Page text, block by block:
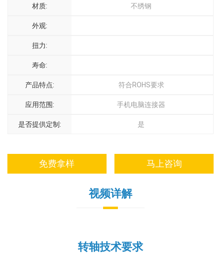
材质: 不绣钢
外观:
扭力:
寿命:
产品特点: 符合ROHS要求
应用范围: 手机电脑连接器
是否提供定制: 是
免费拿样 马上咨询
视频详解
转轴技术要求